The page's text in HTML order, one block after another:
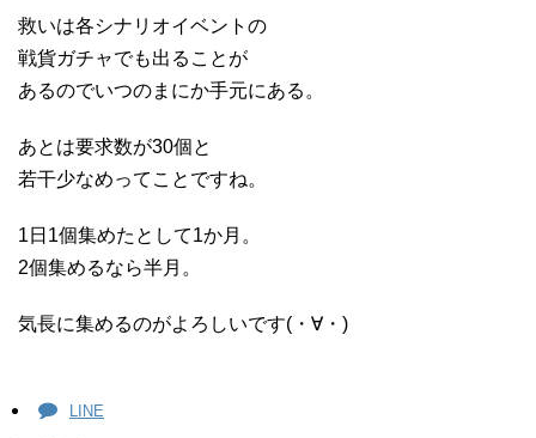
救いは各シナリオイベントの
戦貨ガチャでも出ることが
あるのでいつのまにか手元にある。
あとは要求数が30個と
若干少なめってことですね。
1日1個集めたとして1か月。
2個集めるなら半月。
気長に集めるのがよろしいです(・∀・)
LINE